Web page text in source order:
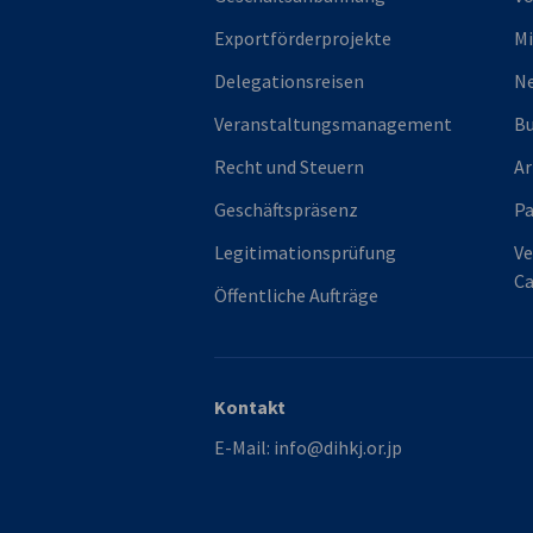
Exportförderprojekte
Delegationsreisen
Veranstaltungsmanagement
Recht und Steuern
Geschäftspräsenz
Legitimationsprüfung
Öffentliche Aufträge
Kontakt
E-Mail: info@dihkj.or.jp